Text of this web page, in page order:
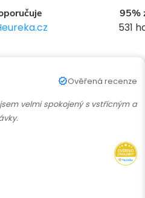
r
95%
531
Ověřená recenze
velmi spokojený s vstřícným a